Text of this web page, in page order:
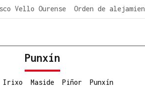
Vello Ourense Orden de
Punxín
Irixo Maside Piñor Punxín